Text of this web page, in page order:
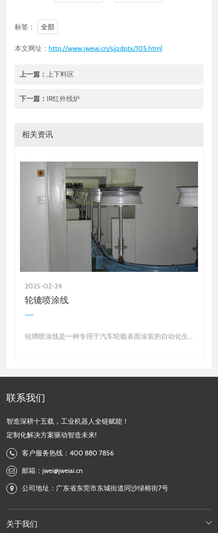
标签： 全部
本文网址：http://www.jweiai.cn/sjjzdptx/105.html
上一篇：上下料区
下一篇： IR红外线炉
相关资讯
2025-02-24
轮辘喷涂线
轮辋喷涂线是一种专用于汽车轮毂表面涂装的自动化生
前处理系统
1. **
联系我们
智造深耕十五载，工业机器人全链赋能！
定制化解决方案驱动智造未来!
客户服务热线：400 880 7856
邮箱：jwei@jweiai.cn
公司地址：广东省东莞市东城街道同沙绿榕街7号
关于我们 